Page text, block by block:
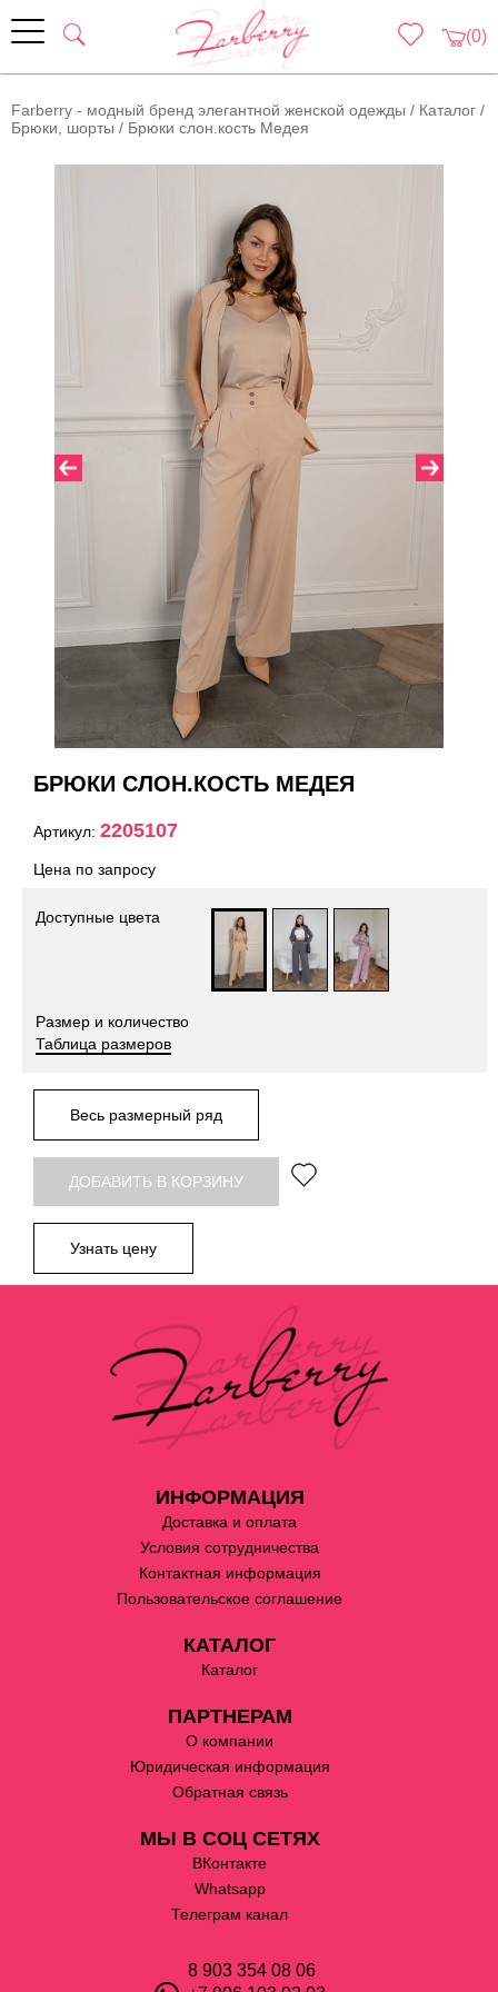
(0)
Farberry - модный бренд элегантной женской одежды / Каталог /
Брюки, шорты / Брюки слон.кость Медея
БРЮКИ СЛОН.КОСТЬ МЕДЕЯ
Артикул: 2205107
Цена по запросу
Доступные цвета
Размер и количество
Таблица размеров
Весь размерный ряд
ДОБАВИТЬ В КОРЗИНУ
Узнать цену
ИНФОРМАЦИЯ
Доставка и оплата
Условия сотрудничества
Контактная информация
Пользовательское соглашение
КАТАЛОГ
Каталог
ПАРТНЕРАМ
О компании
Юридическая информация
Обратная связь
МЫ В СОЦ СЕТЯХ
ВКонтакте
Whatsapp
Телеграм канал
8 903 354 08 06